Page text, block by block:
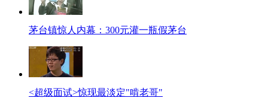
茅台镇惊人内幕：300元灌一瓶假茅台
<超级面试>惊现最淡定"啃老哥"